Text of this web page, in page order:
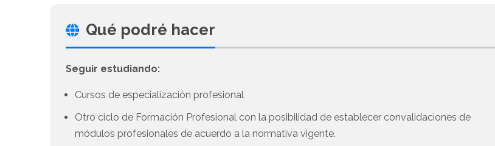
Qué podré hacer
Seguir estudiando:
Cursos de especialización profesional
Otro ciclo de Formación Profesional con la posibilidad de establecer convalidaciones de
módulos profesionales de acuerdo a la normativa vigente.